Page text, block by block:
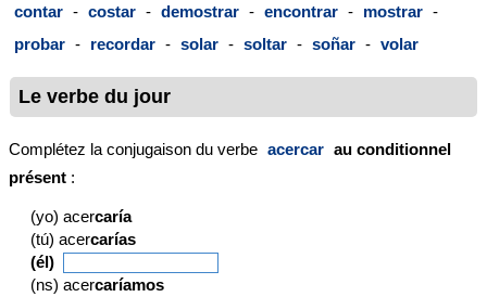
contar - costar - demostrar - encontrar - mostrar -
probar - recordar - solar - soltar - soñar - volar
Le verbe du jour
Complétez la conjugaison du verbe acercar au conditionnel
présent :
(yo) acercaría
(tú) acercarías
(él)
(ns) acercaríamos